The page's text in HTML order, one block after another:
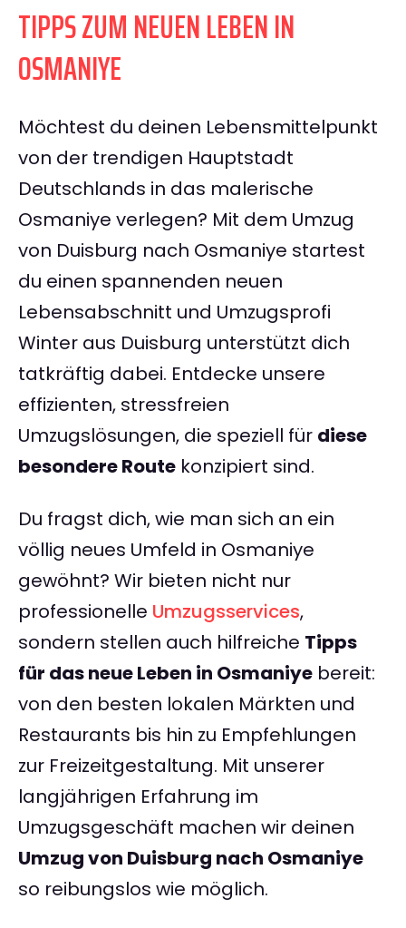
TIPPS ZUM NEUEN LEBEN IN
OSMANIYE
Möchtest du deinen Lebensmittelpunkt
von der trendigen Hauptstadt
Deutschlands in das malerische
Osmaniye verlegen? Mit dem Umzug
von Duisburg nach Osmaniye startest
du einen spannenden neuen
Lebensabschnitt und Umzugsprofi
Winter aus Duisburg unterstützt dich
tatkräftig dabei. Entdecke unsere
effizienten, stressfreien
Umzugslösungen, die speziell für diese
besondere Route konzipiert sind.
Du fragst dich, wie man sich an ein
völlig neues Umfeld in Osmaniye
gewöhnt? Wir bieten nicht nur
professionelle Umzugsservices,
sondern stellen auch hilfreiche Tipps
für das neue Leben in Osmaniye bereit:
von den besten lokalen Märkten und
Restaurants bis hin zu Empfehlungen
zur Freizeitgestaltung. Mit unserer
langjährigen Erfahrung im
Umzugsgeschäft machen wir deinen
Umzug von Duisburg nach Osmaniye
so reibungslos wie möglich.